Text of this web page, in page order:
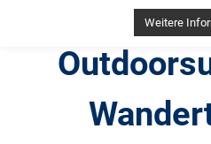
Weitere